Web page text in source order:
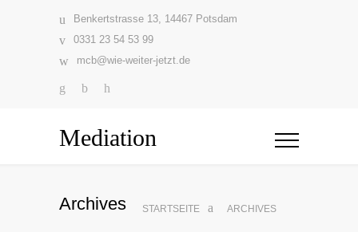
Benkertstrasse 13, 14467 Potsdam
0331 23 54 53 99
mcb@wie-weiter-jetzt.de
Mediation
Archives STARTSEITE ARCHIVES